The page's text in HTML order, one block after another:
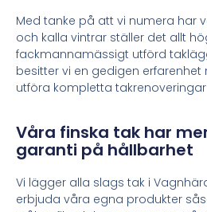
Med tanke på att vi numera har
och kalla vintrar ställer det allt
fackmannamässigt utförd
besitter vi en gedigen
utföra kompletta
Våra finska tak har
garanti på hållbarhet
Vi lägger alla slags tak i
erbjuda våra egna produkter